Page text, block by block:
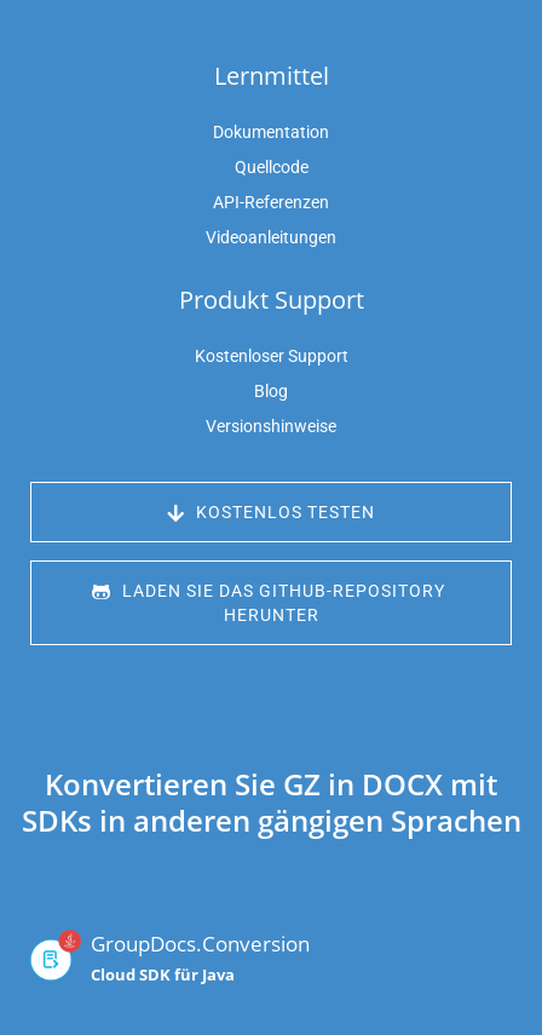
Lernmittel
Dokumentation
Quellcode
API-Referenzen
Videoanleitungen
Produkt Support
Kostenloser Support
Blog
Versionshinweise
KOSTENLOS TESTEN
LADEN SIE DAS GITHUB-REPOSITORY
HERUNTER
Konvertieren Sie GZ in DOCX mit
SDKs in anderen gängigen Sprachen
GroupDocs.Conversion
Cloud SDK für Java